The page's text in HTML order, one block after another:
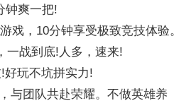
爽一把!
，10分钟享受极致竞技体验。
一战到底!人多，速来!
玩不坑拼实力!
团队共赴荣耀。不做英雄养